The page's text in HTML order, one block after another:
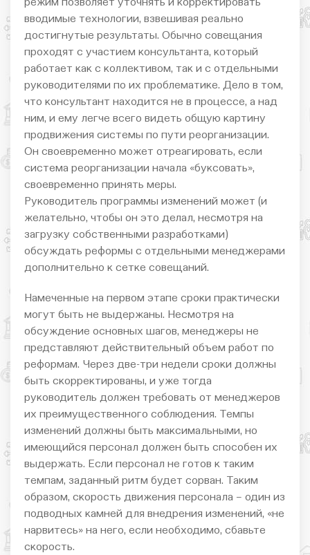
режим позволяет уточнять и корректировать
вводимые технологии, взвешивая реально
достигнутые результаты. Обычно совещания
проходят с участием консультанта, который
работает как с коллективом, так и с отдельными
руководителями по их проблематике. Дело в том,
что консультант находится не в процессе, а над
ним, и ему легче всего видеть общую картину
продвижения системы по пути реорганизации.
Он своевременно может отреагировать, если
система реорганизации начала «буксовать»,
своевременно принять меры.
Руководитель программы изменений может (и
желательно, чтобы он это делал, несмотря на
загрузку собственными разработками)
обсуждать реформы с отдельными менеджерами
дополнительно к сетке совещаний.
Намеченные на первом этапе сроки практически
могут быть не выдержаны. Несмотря на
обсуждение основных шагов, менеджеры не
представляют действительный объем работ по
реформам. Через две-три недели сроки должны
быть скорректированы, и уже тогда
руководитель должен требовать от менеджеров
их преимущественного соблюдения. Темпы
изменений должны быть максимальными, но
имеющийся персонал должен быть способен их
выдержать. Если персонал не готов к таким
темпам, заданный ритм будет сорван. Таким
образом, скорость движения персонала – один из
подводных камней для внедрения изменений, «не
нарвитесь» на него, если необходимо, сбавьте
скорость.